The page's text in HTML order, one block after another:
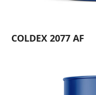
COLDEX 2077 AF